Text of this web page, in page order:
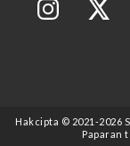
Hakcipta © 2021 -2026
Paparan